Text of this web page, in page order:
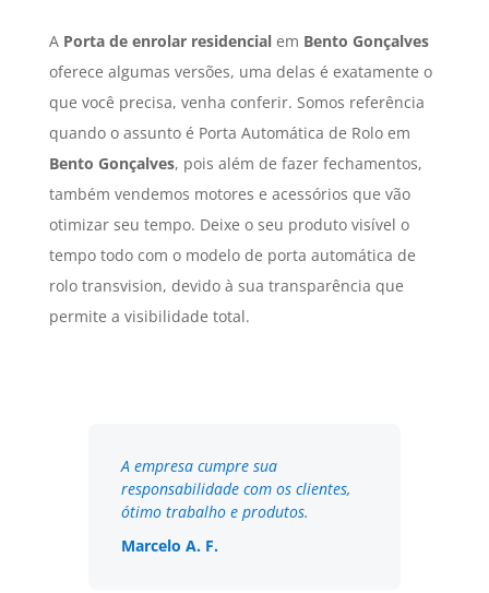
A Porta de enrolar residencialem Bento Gonçalves
oferece algumas versões, uma delas é exatamente o
que você precisa, venha conferir. Somos referência
quando o assunto é Porta Automática de Rolo em
Bento Gonçalves, pois além de fazer fechamentos,
também vendemos motores e acessórios que vão
otimizar seu tempo. Deixe o seu produto visível o
tempo todo com o modelo de porta automática de
rolo transvision, devido à sua transparência que
permite a visibilidade total.
A empresa cumpre sua
responsabilidade com os clientes,
ótimo trabalho e produtos.
Marcelo A. F.